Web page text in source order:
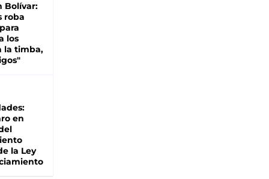
Bolívar:
roba
los
la timba,
en
la Ley